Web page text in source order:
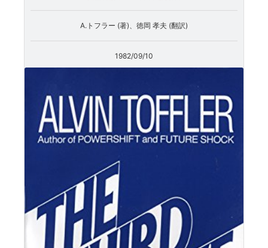
A.トフラー (著)、徳岡 孝夫 (翻訳)
1982/09/10